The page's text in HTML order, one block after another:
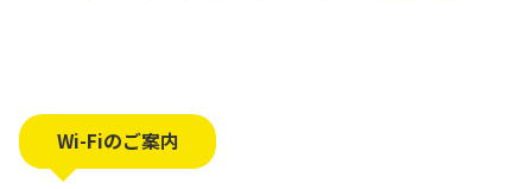
Wi-Fiのご案内